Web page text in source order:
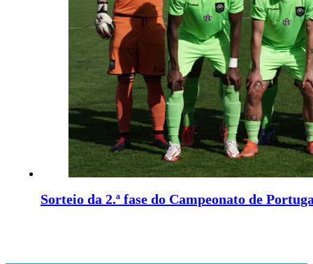
Sorteio da 2.ª fase do Campeonato de